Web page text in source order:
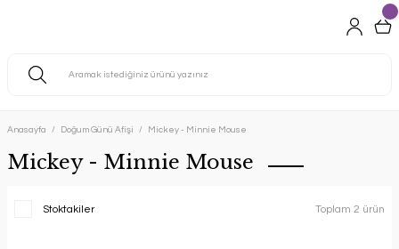
Anasayfa Doğum Günü Afişi Mickey - Minnie Mouse
Mickey - Minnie Mouse
Stoktakiler Toplam 2 ürün